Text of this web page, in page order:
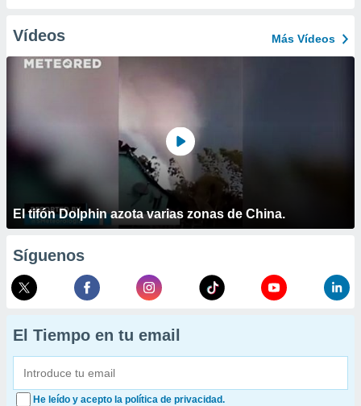
Vídeos Más Vídeos
El tifón Dolphin azota varias zonas de China.
Síguenos
El Tiempo en tu email
He leído y acepto la política de privacidad.